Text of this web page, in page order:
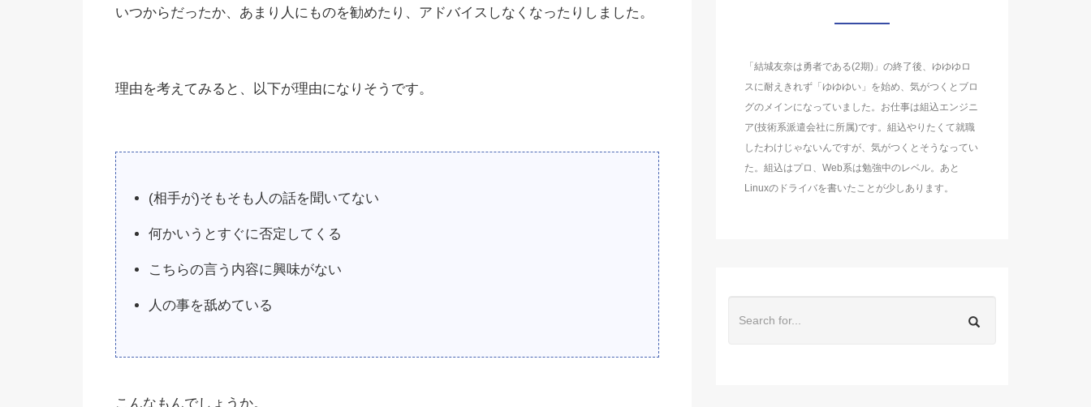
いつからだったか、あまり人にものを勧めたり、アドバイスしなくなったりしました。
理由を考えてみると、以下が理由になりそうです。
(相手が)そもそも人の話を聞いてない
何かいうとすぐに否定してくる
こちらの言う内容に興味がない
人の事を舐めている
こんなもんでしょうか。
「結城友奈は勇者である(2期)」の終了後、ゆゆゆロ
スに耐えきれず「ゆゆゆい」を始め、気がつくとブロ
グのメインになっていました。お仕事は組込エンジニ
ア(技術系派遣会社に所属)です。組込やりたくて就職
したわけじゃないんですが、気がつくとそうなってい
た。組込はプロ、Web系は勉強中のレベル。あと
Linuxのドライバを書いたことが少しあります。